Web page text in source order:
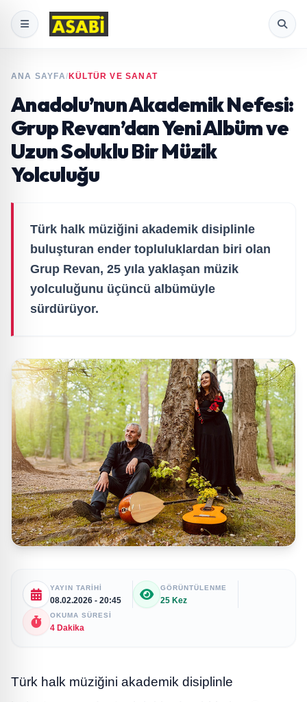
ANA SAYFA/ KÜLTÜR VE SANAT
Anadolu’nun Akademik Nefesi:
Grup Revan’dan Yeni Albüm ve
Uzun Soluklu Bir Müzik
Yolculuğu
Türk halk müziğini akademik disiplinle
buluşturan ender topluluklardan biri olan
Grup Revan, 25 yıla yaklaşan müzik
yolculuğunu üçüncü albümüyle
sürdürüyor.
YAYIN TARIHI
08.02.2026 - 20:45
GÖRÜNTÜLENME
25 Kez
OKUMA SÜRESI
4 Dakika
Türk halk müziğini akademik disiplinle